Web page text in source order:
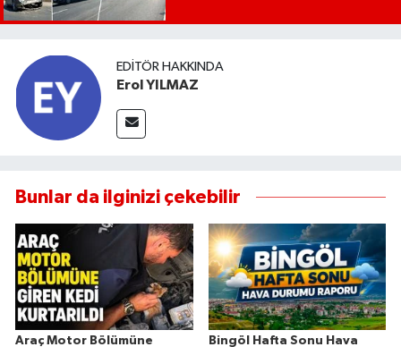
EDITÖR HAKKINDA
Erol YILMAZ
Bunlar da ilginizi çekebilir
Araç Motor Bölümüne Bingöl Hafta Sonu Hava